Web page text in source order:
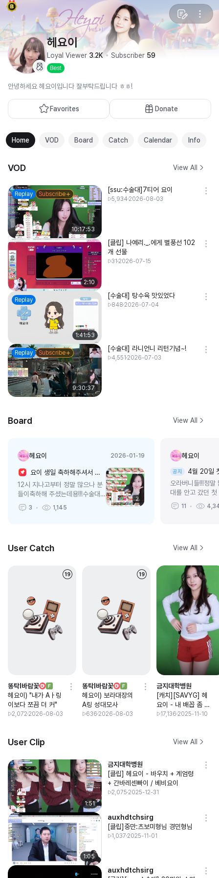
헤요이
Loyal Viewer 3.2K Subscriber 59
Best
안녕하세요 헤요이입니다 잘부탁드립니다 ㅎㅎ!
Favorites Donate
Home VOD Board Catch Calendar Info
VOD View All
Replay Subscribe
10:17:53
[ssu:수술대]7티어 요이
5,934 2026-08-03
2:10
[클립] 나예리._.에게 별풍선 102
개 선물
31 2026-07-15
Replay
1:41:53
[수술대] 탕수육 맛있었다
848 2026-07-04
Replay Subscribe
9:30:37
[수술대] 라니언니 리턴기념~!
4,551 2026-07-03
Board View All
헤요이 2026-01-19
요이 생일 축하해주셔서 너무 감사합니다 ♥
12시 지나고부터 정말 많으나 분
들이축하해 주셨는데용!!!수술대
들어와서 좋은 사람도 많이 만나
고 행복한 하루하루를 보내는 것
3 1,145
2
헤요이
공지
4월 20일
오라버니들!!!정말
대를 안고 갔던
니 1일 게스트 체
다!!!생각보다 너
11
User Catch View All
똥탁I바람꽃
헤요이) "내가 Aㅏ링
이보다 쪼끔 더 커"
2,072 2026-08-03
똥탁I바람꽃
헤요이) 보라대장의
A링 성대모사
636 2026-08-03
금지대학병원
[캐치][SAVYG] 헤
요이 - 내 배꼽 좀 그
만봐라
17,136 2025-11-10
User Clip View All
1:51
금지대학병원
[클립] 헤요이 - 바우치 + 계엄령
+ 간바레센빠이 / 베비요이
2,075 2025-12-31
1:05
auxhdtchsirg
[클립]중만:츠보미형님 경민형님
1,037 2025-11-01
auxhdtchsirg